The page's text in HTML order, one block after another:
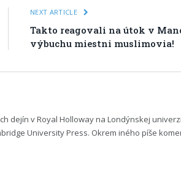
NEXT ARTICLE
Takto reagovali na útok v
výbuchu miestni muslimovia!
dejín v Royal Holloway na Londýnskej
University Press. Okrem iného píše